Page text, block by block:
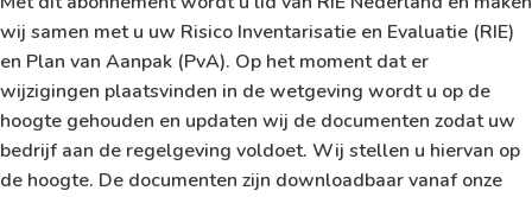
wij samen met u uw Risico Inventarisatie en Evaluatie (RIE)
en Plan van Aanpak (PvA). Op het moment dat er
wijzigingen plaatsvinden in de wetgeving wordt u op de
hoogte gehouden en updaten wij de documenten zodat uw
bedrijf aan de regelgeving voldoet. Wij stellen u hiervan op
de hoogte. De documenten zijn downloadbaar vanaf onze